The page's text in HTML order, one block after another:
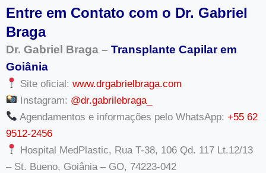
Entre em Contato com o Dr. Gabriel
Braga
Dr. Gabriel Braga – Transplante Capilar em
Goiânia
Site oficial:www.drgabrielbraga.com
Instagram: @dr.gabrilebraga_
Agendamentos e informações pelo WhatsApp:+55 62
9512-2456
Hospital MedPlastic, Rua T-38, 106 Qd. 117 Lt.12/13
– St. Bueno, Goiânia – GO, 74223-042